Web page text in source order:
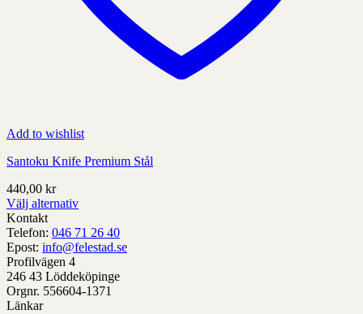
Add to wishlist
Santoku Knife Premium Stål
440,00 kr
Välj alternativ
Denna
produkt
har
alternativ
som
kan
väljas
Kontakt
Telefon: 046 71 26 40
Epost: info@felestad.se
Profilvägen 4
246 43 Löddeköpinge
Orgnr. 556604-1371
Länkar